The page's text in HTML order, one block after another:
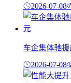
2026-07-08
车企集体驰
2026-07-08